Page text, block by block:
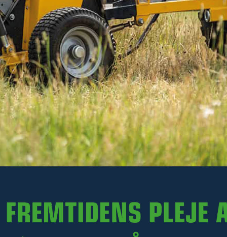
3 180 kr
Ekskl. moms
På lager
- +
LÆG I KURV
Varenr. R35-RS165H.001